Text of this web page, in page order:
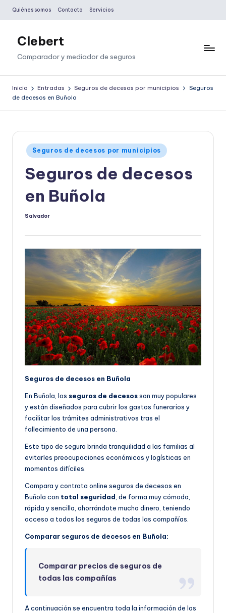
Saltar
contenido
Quiénes somos Contacto Servicios
Clebert
Comparador y mediador de seguros
Inicio Entradas Seguros de decesos por municipios
Seguros
de decesos en Buñola
Publicado
en
Seguros de decesos por municipios
Seguros de decesos
en Buñola
Publicado
Salvador
Seguros de decesos en Buñola
En Buñola, los seguros de decesosson muy populares
y están diseñados para cubrir los gastos funerarios y
facilitar los trámites administrativos tras el
fallecimiento de una persona.
Este tipo de seguro brinda tranquilidad a las familias al
evitarles preocupaciones económicas y logísticas en
momentos difíciles.
Compara y contrata online seguros de decesos en
Buñola con total seguridad , de forma muy cómoda,
rápida y sencilla, ahorrándote mucho dinero, teniendo
acceso a todos los seguros de todas las compañías.
Comparar seguros de decesos en Buñola:
Comparar precios de seguros de
todas las compañías
A continuación se encuentra toda la información de los